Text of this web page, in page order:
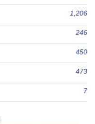
1,206
246
450
473
7